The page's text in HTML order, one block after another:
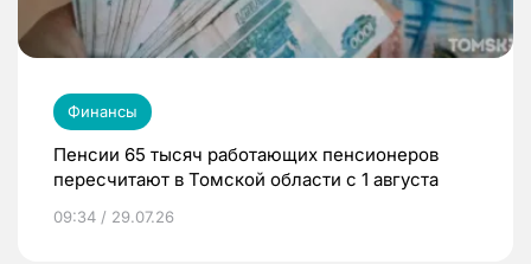
Финансы
Пенсии 65 тысяч работающих пенсионеров
пересчитают в Томской области с 1 августа
09:34 / 29.07.26